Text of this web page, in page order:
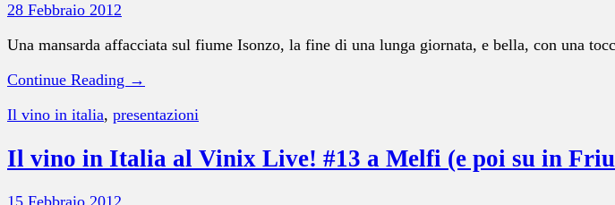
28 Febbraio 2012
Una mansarda affacciata sul fiume Isonzo, la fine di una lunga giornata, e bella, con una
Continue Reading →
Il vino in italia, presentazioni
Il vino in Italia al Vinix Live! #13 a Melfi (e poi su in
15 Febbraio 2012